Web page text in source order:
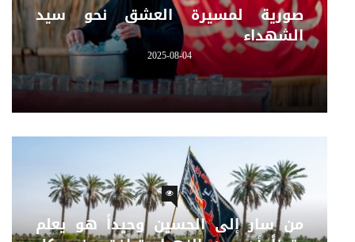
صورية لمسيرة العشق نحو سيد
الشهداء
2025-08-04
من سار إلى الحسين وحيداً هو يعلم